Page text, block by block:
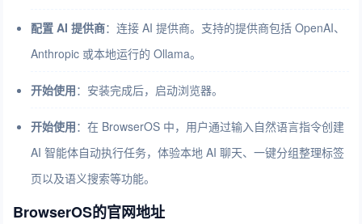
配置 AI 提供商：连接 AI 提供商。支持的提供商包括 OpenAI、
Anthropic 或本地运行的 Ollama。
开始使用：安装完成后，启动浏览器。
开始使用：在 BrowserOS 中，用户通过输入自然语言指令创建
AI 智能体自动执行任务，体验本地 AI 聊天、一键分组整理标签
页以及语义搜索等功能。
BrowserOS的官网地址